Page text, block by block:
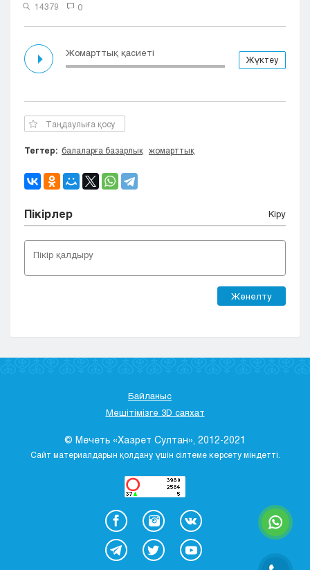
Семей
Талдыкорган
Тараз
Туркестан
14379 0
Жомарттық қасиеті
Жүктеу
Таңдаулыға қосу
Тегтер: балаларға базарлық жомарттық
Пікірлер Кіру
Жөнелту
Байланыс
Мешітімізге 3D саяхат
© Мечеть «Хазрет Султан», 2012-2021
Сайт материалдарын қолдану үшін сілтеме көрсету міндетті.